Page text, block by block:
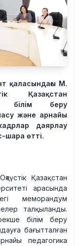
қаласындағы М.
Қазақстан
білім беру
және арнайы
даярлау
шара өтті.
Қазақстан
арасында
меморандум
талқыланды.
білім беру
бағытталған
педагогика